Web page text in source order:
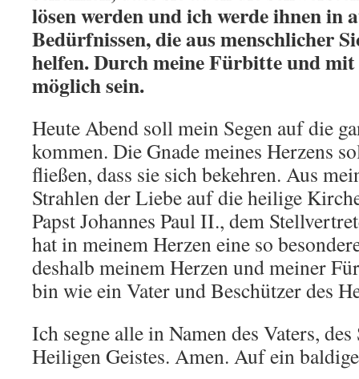
lösen werden und ich werde ihnen in
Bedürfnissen, die aus menschlicher
helfen. Durch meine Fürbitte und
möglich sein.
Heute Abend soll mein Segen auf die
kommen. Die Gnade meines Herzens
fließen, dass sie sich bekehren. Aus
Strahlen der Liebe auf die heilige
Papst Johannes Paul II., dem
hat in meinem Herzen eine so
deshalb meinem Herzen und meiner
bin wie ein Vater und Beschützer des
Ich segne alle in Namen des Vaters, des
Heiligen Geistes. Amen. Auf ein